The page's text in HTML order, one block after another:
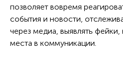
позволяет вовремя
события и новости,
через медиа, выявлять
места в коммуникации.